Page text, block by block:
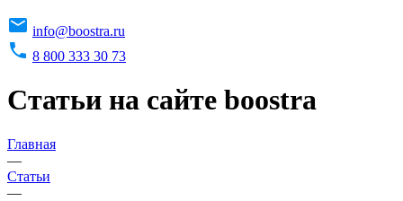
info@boostra.ru
8 800 333 30 73
Статьи на сайте boostra
Главная
—
Статьи
—